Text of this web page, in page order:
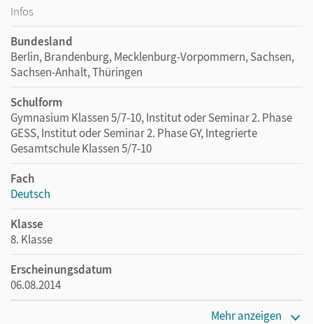
Infos
Bundesland
Berlin, Brandenburg, Mecklenburg-Vorpommern, Sachsen,
Sachsen-Anhalt, Thüringen
Schulform
Gymnasium Klassen 5/7-10, Institut oder Seminar 2. Phase
GESS, Institut oder Seminar 2. Phase GY, Integrierte
Gesamtschule Klassen 5/7-10
Fach
Deutsch
Klasse
8. Klasse
Erscheinungsdatum
06.08.2014
Mehr anzeigen